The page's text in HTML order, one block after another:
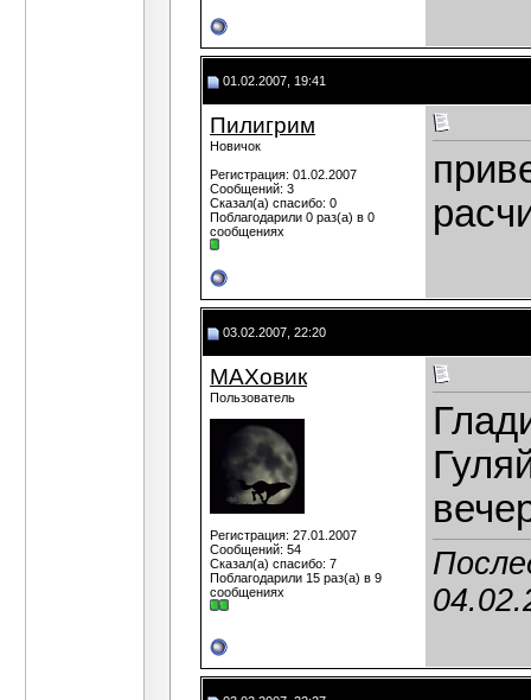
01.02.2007, 19:41
Пилигрим
Новичок
Регистрация: 01.02.2007
Сообщений: 3
Сказал(а) спасибо: 0
Поблагодарили 0 раз(а) в 0
сообщениях
03.02.2007, 22:20
МАХовик
Пользователь
Регистрация: 27.01.2007
Сообщений: 54
Сказал(а) спасибо: 7
Поблагодарили 15 раз(а) в 9
сообщениях